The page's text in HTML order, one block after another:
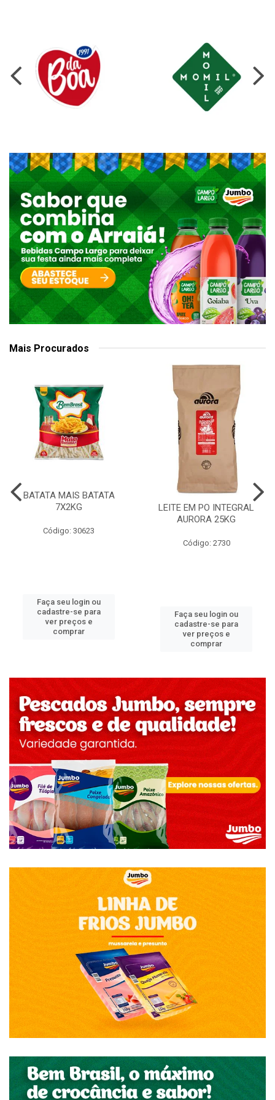
Mais Procurados
BATATA MAIS BATATA
7X2KG
Código: 30623
Faça seu login ou
cadastre-se para
ver preços e
comprar
LEITE EM PO INTEGRAL
AURORA 25KG
Código: 2730
Faça seu login ou
cadastre-se para
ver preços e
comprar